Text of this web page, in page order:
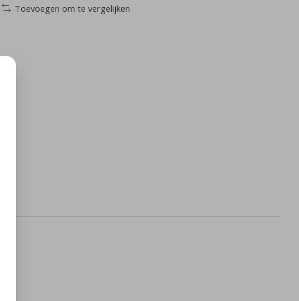
Toevoegen om te vergelijken